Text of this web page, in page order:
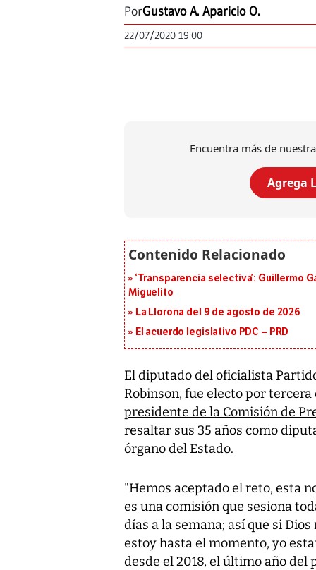
PorGustavo A. Aparicio O.
22/07/2020 19:00
Encuentra más de
Agrega
‘Transparencia selectiva’: Guillermo
Miguelito
La Llorona del 9 de agosto de 2026
El acuerdo legislativo PDC – PRD
El diputado del oficialista
Robinson, fue electo por
presidente de la Comisión de
resaltar sus 35 años como
órgano del Estado.
"Hemos aceptado el reto, esta
es una comisión que sesiona
días a la semana; así que si
estoy hasta el momento, yo
desde el 2018, el último año del